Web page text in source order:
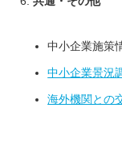
中小企業施策
中小企業景況
海外機関との